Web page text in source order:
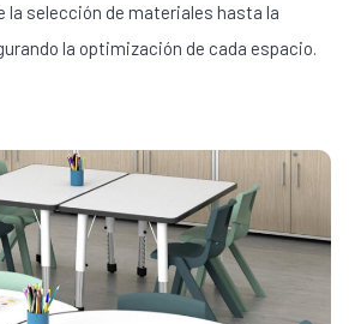
la selección de materiales hasta la
la optimización de cada espacio.